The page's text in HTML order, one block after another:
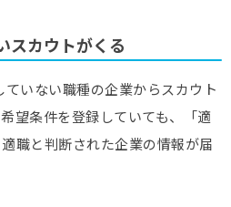
スカウトがくる
いない職種の企業からスカウト
望条件を登録していても、「適
職と判断された企業の情報が届